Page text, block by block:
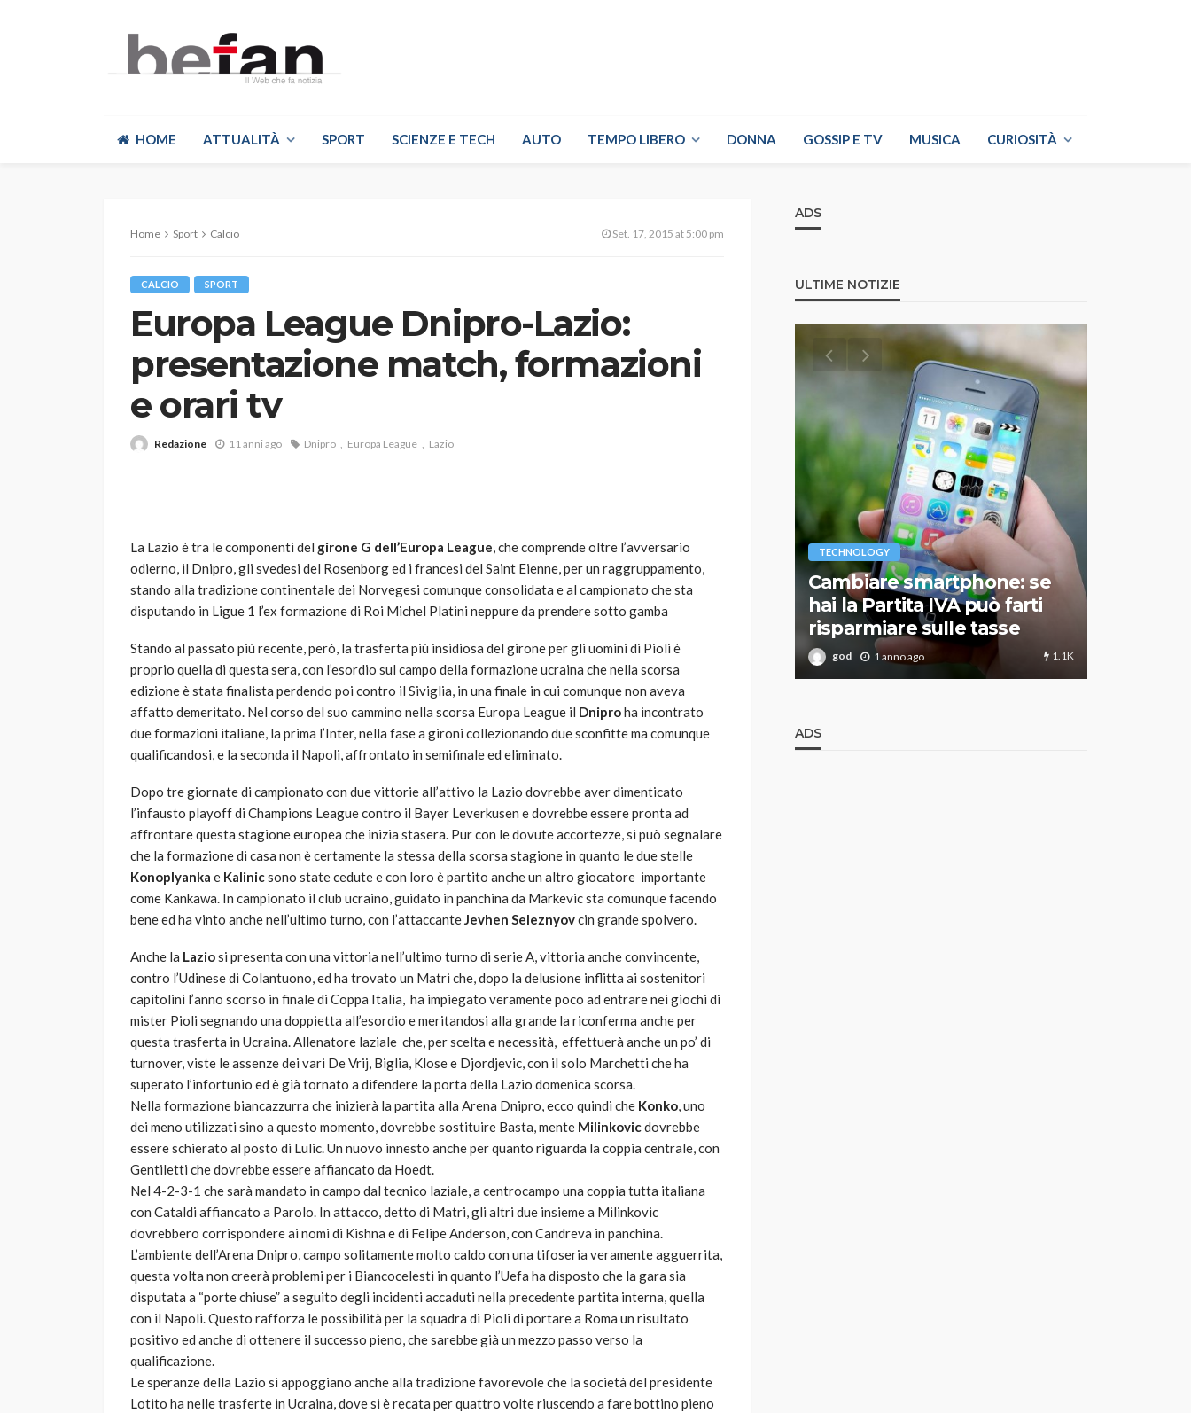
HOME ATTUALITÀ SPORT SCIENZE E TECH AUTO TEMPO LIBERO DONNA GOSSIP E TV MUSICA CURIOSITÀ
Home Sport Calcio Set. 17, 2015 at 5:00 pm
CALCIO SPORT
Europa League Dnipro-Lazio:
presentazione match, formazioni
e orari tv
Redazione 11 anni ago Dnipro Europa League Lazio
La Lazio è tra le componenti del girone G dell’Europa League, che comprende oltre l’avversario
odierno, il Dnipro, gli svedesi del Rosenborg ed i francesi del Saint Eienne, per un raggruppamento,
stando alla tradizione continentale dei Norvegesi comunque consolidata e al campionato che sta
disputando in Ligue 1 l’ex formazione di Roi Michel Platini neppure da prendere sotto gamba
Stando al passato più recente, però, la trasferta più insidiosa del girone per gli uomini di Pioli è
proprio quella di questa sera, con l’esordio sul campo della formazione ucraina che nella scorsa
edizione è stata finalista perdendo poi contro il Siviglia, in una finale in cui comunque non aveva
affatto demeritato. Nel corso del suo cammino nella scorsa Europa League il Dniproha incontrato
due formazioni italiane, la prima l’Inter, nella fase a gironi collezionando due sconfitte ma comunque
qualificandosi, e la seconda il Napoli, affrontato in semifinale ed eliminato.
Dopo tre giornate di campionato con due vittorie all’attivo la Lazio dovrebbe aver dimenticato
l’infausto playoff di Champions League contro il Bayer Leverkusen e dovrebbe essere pronta ad
affrontare questa stagione europea che inizia stasera. Pur con le dovute accortezze, si può segnalare
che la formazione di casa non è certamente la stessa della scorsa stagione in quanto le due stelle
Konoplyanka e Kalinicsono state cedute e con loro è partito anche un altro giocatore importante
come Kankawa. In campionato il club ucraino, guidato in panchina da Markevic sta comunque facendo
bene ed ha vinto anche nell’ultimo turno, con l’attaccanteJevhen Seleznyovcin grande spolvero.
Anche la Laziosi presenta con una vittoria nell’ultimo turno di serie A, vittoria anche convincente,
contro l’Udinese di Colantuono, ed ha trovato un Matri che, dopo la delusione inflitta ai sostenitori
capitolini l’anno scorso in finale di Coppa Italia, ha impiegato veramente poco ad entrare nei giochi di
mister Pioli segnando una doppietta all’esordio e meritandosi alla grande la riconferma anche per
questa trasferta in Ucraina. Allenatore laziale che, per scelta e necessità, effettuerà anche un po’ di
turnover, viste le assenze dei vari De Vrij, Biglia, Klose e Djordjevic, con il solo Marchetti che ha
superato l’infortunio ed è già tornato a difendere la porta della Lazio domenica scorsa.
Nella formazione biancazzurra che inizierà la partita alla Arena Dnipro, ecco quindi che Konko, uno
dei meno utilizzati sino a questo momento, dovrebbe sostituire Basta, mente Milinkovicdovrebbe
essere schierato al posto di Lulic. Un nuovo innesto anche per quanto riguarda la coppia centrale, con
Gentiletti che dovrebbe essere affiancato da Hoedt.
Nel 4-2-3-1 che sarà mandato in campo dal tecnico laziale, a centrocampo una coppia tutta italiana
con Cataldi affiancato a Parolo. In attacco, detto di Matri, gli altri due insieme a Milinkovic
dovrebbero corrispondere ai nomi di Kishna e di Felipe Anderson, con Candreva in panchina.
L’ambiente dell’Arena Dnipro, campo solitamente molto caldo con una tifoseria veramente agguerrita,
questa volta non creerà problemi per i Biancocelesti in quanto l’Uefa ha disposto che la gara sia
disputata a “porte chiuse” a seguito degli incidenti accaduti nella precedente partita interna, quella
con il Napoli. Questo rafforza le possibilità per la squadra di Pioli di portare a Roma un risultato
positivo ed anche di ottenere il successo pieno, che sarebbe già un mezzo passo verso la
qualificazione.
Le speranze della Lazio si appoggiano anche alla tradizione favorevole che la società del presidente
Lotito ha nelle trasferte in Ucraina, dove si è recata per quattro volte riuscendo a fare bottino pieno
ADS
ULTIME NOTIZIE
VARIE
Robot tagliaerba: quale
god 1 anno ago 784
Davis: tennis mondiale e
passione per
l’automobilismo
god 9 mesi ago
TECHNOLOGY
Cambiare smartphone: se
hai la Partita IVA può farti
risparmiare sulle tasse
god 1 anno ago 1.1K
ADS